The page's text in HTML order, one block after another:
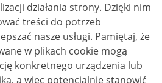
strony. Dzięki nim
treści do potrzeb
usługi. Pamiętaj, że
w plikach cookie mogą
konkretnego urządzenia lub
a więc potencjalnie stanowić